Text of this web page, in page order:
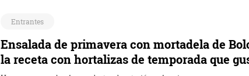
Entrantes
Ensalada de primavera con mortadela de
la receta con hortalizas de temporada que